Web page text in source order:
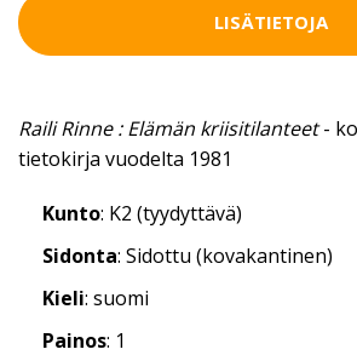
LISÄTIETOJA
Raili Rinne : Elämän kriisitilanteet-
tietokirja vuodelta 1981
Kunto: K2 (tyydyttävä)
Sidonta: Sidottu (kovakantinen)
Kieli: suomi
Painos: 1